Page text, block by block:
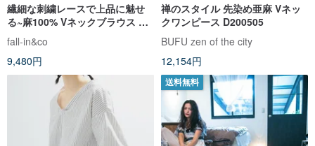
繊細な刺繍レースで上品に魅せ
る~麻100% Vネックブラウス
半袖ブラウス 250710-1
fall-in&co
9,480円
禅のスタイル 先染め亜麻 Vネッ
クワンピース D200505
BUFU zen of the city
12,154円
送料無料